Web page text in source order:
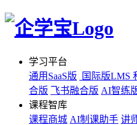
学习平台
通用SaaS版
国际版LMS
合版 飞书融合版 AI智练
课程智库
课程商城 AI制课助手 讲